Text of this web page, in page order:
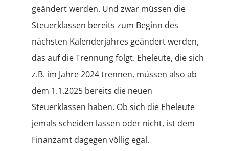
geändert werden. Und zwar müssen die
Steuerklassen bereits zum Beginn des
nächsten Kalenderjahres geändert werden,
das auf die Trennung folgt. Eheleute, die sich
z.B. im Jahre 2024 trennen, müssen also ab
dem 1.1.2025 bereits die neuen
Steuerklassen haben. Ob sich die Eheleute
jemals scheiden lassen oder nicht, ist dem
Finanzamt dagegen völlig egal.